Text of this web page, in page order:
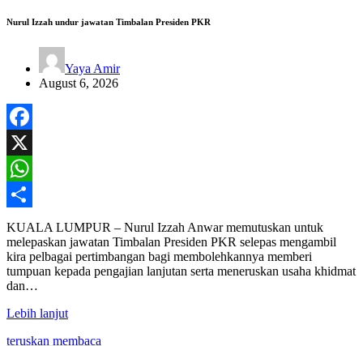
Nurul Izzah undur jawatan Timbalan Presiden PKR
Yaya Amir
August 6, 2026
Facebook
X
WhatsApp
Share
KUALA LUMPUR – Nurul Izzah Anwar memutuskan untuk
melepaskan jawatan Timbalan Presiden PKR selepas mengambil
kira pelbagai pertimbangan bagi membolehkannya memberi
tumpuan kepada pengajian lanjutan serta meneruskan usaha khidmat
dan…
Lebih lanjut
teruskan membaca